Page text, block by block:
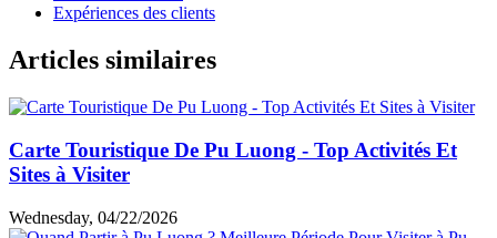
Expériences des clients
Articles similaires
Carte Touristique De Pu Luong - Top Activités Et
Sites à Visiter
Wednesday, 04/22/2026